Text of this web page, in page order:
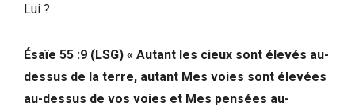
Lui ?
Ésaïe 55 :9 (LSG) « Autant les cieux sont élevés au-
dessus de la terre, autant Mes voies sont élevées
au-dessus de vos voies et Mes pensées au-